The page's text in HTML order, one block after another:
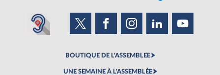
BOUTIQUE DE L'ASSEMBLEE
UNE SEMAINE À L'ASSEMBLÉE